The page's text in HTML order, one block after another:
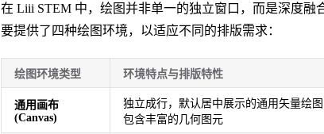
在 Liii STEM 中，绘图并非单一的独立窗口，而是深度融
要提供了四种绘图环境，以适应不同的排版需求：
绘图环境类型 环境特点与排版特性
通用画布
(Canvas)
独立成行，默认居中展示的通用矢量绘图
包含丰富的几何图元